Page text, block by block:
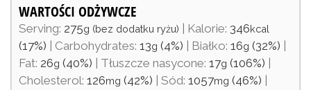
WARTOŚCI ODŻYWCZE
Serving: 275g (bez dodatku ryżu) | Kalorie: 346kcal
(17%) | Carbohydrates: 13g (4%) | Białko: 16g (32%) |
Fat: 26g (40%) | Tłuszcze nasycone: 17g (106%) |
Cholesterol: 126mg (42%) | Sód: 1057mg (46%) |